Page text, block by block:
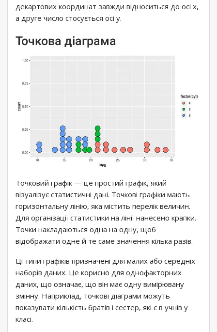
декартових координат завжди відноситься до осі x,
а друге число стосується осі y.
Точкова діаграма
Точковий графік — це простий графік, який
візуалізує статистичні дані. Точкові графіки мають
горизонтальну лінію, яка містить перелік величин.
Для організації статистики на лінії нанесено крапки.
Точки накладаються одна на одну, щоб
відображати одне й те саме значення кілька разів.
Ці типи графіків призначені для малих або середніх
наборів даних. Це корисно для однофакторних
даних, що означає, що він має одну вимірювану
змінну. Наприклад, точкові діаграми можуть
показувати кількість братів і сестер, які є в учнів у
класі.